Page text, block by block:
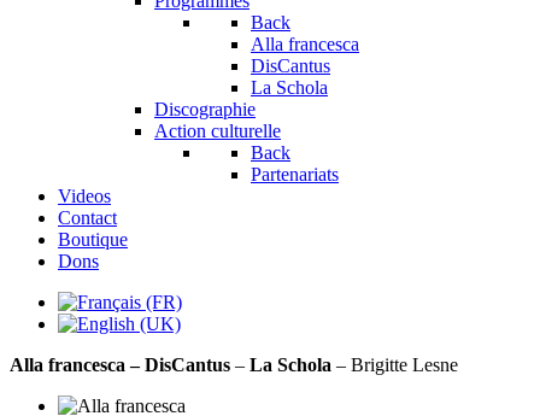
Back
Alla francesca
DisCantus
La Schola
Discographie
Action culturelle
Back
Partenariats
Videos
Contact
Boutique
Dons
Alla francesca – DisCantus – La Schola – Brigitte Lesne